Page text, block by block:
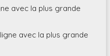
avec la plus grande
avec la plus grande